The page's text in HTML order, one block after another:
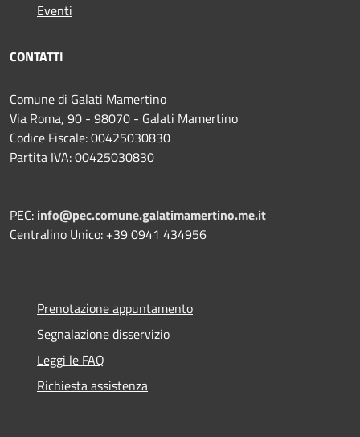
Eventi
CONTATTI
Comune di Galati Mamertino
Via Roma, 90 - 98070 - Galati Mamertino
Codice Fiscale: 00425030830
Partita IVA: 00425030830
PEC: info@pec.comune.galatimamertino.me.it
Centralino Unico: +39 0941 434956
Prenotazione appuntamento
Segnalazione disservizio
Leggi le FAQ
Richiesta assistenza